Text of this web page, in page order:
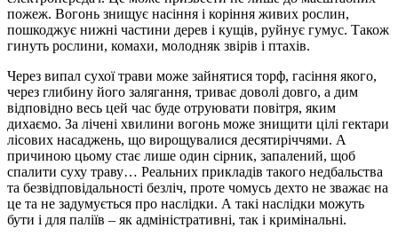
пожеж. Вогонь знищує насіння і коріння живих рослин,
пошкоджує нижні частини дерев і кущів, руйнує гумус. Також
гинуть рослини, комахи, молодняк звірів і птахів.
Через випал сухої трави може зайнятися торф, гасіння якого,
через глибину його залягання, триває доволі довго, а дим
відповідно весь цей час буде отруювати повітря, яким
дихаємо. За лічені хвилини вогонь може знищити цілі гектари
лісових насаджень, що вирощувалися десятиріччями. А
причиною цьому стає лише один сірник, запалений, щоб
спалити суху траву… Реальних прикладів такого недбальства
та безвідповідальності безліч, проте чомусь дехто не зважає на
це та не задумується про наслідки. А такі наслідки можуть
бути і для паліїв – як адміністративні, так і кримінальні.